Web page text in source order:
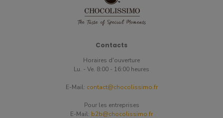
Contacts
Horaires d'ouverture
Lu. - Ve. 8:00 - 16:00 heures
E-Mail: contact@chocolissimo.fr
Pour les entreprises
E-Mail: b2b@chocolissimo.fr